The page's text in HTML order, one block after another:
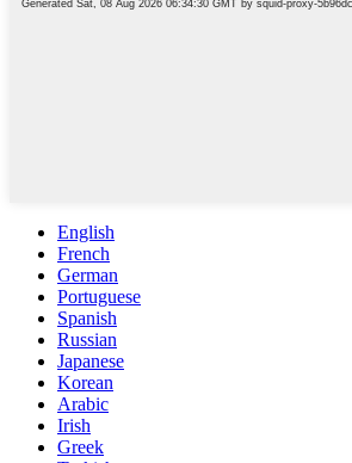
English
French
German
Portuguese
Spanish
Russian
Japanese
Korean
Arabic
Irish
Greek